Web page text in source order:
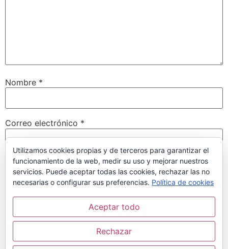
Nombre *
Correo electrónico *
Web
Guarda mi nombre, correo electrónico y web en este
navegador para la próxima vez que comente.
Utilizamos cookies propias y de terceros para garantizar el
funcionamiento de la web, medir su uso y mejorar nuestros
servicios. Puede aceptar todas las cookies, rechazar las no
necesarias o configurar sus preferencias. Política de cookies
Aceptar todo
Rechazar